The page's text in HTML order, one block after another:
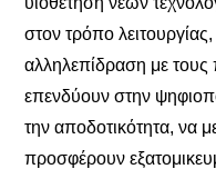
στον τρόπο
αλληλεπίδραση με τους
επενδύουν στην
την αποδοτικότητα, να
προσφέρουν